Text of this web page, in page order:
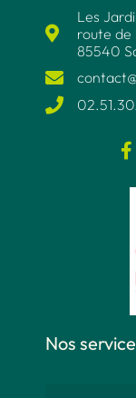
Les
route de
85540
Nos